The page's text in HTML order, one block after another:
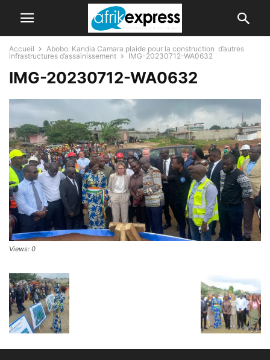
Accueil
Abobo: Kandia Camara plaide pour la construction d’autres
infrastructures d’assainissement
IMG-20230712-WA0632
IMG-20230712-WA0632
Views: 0